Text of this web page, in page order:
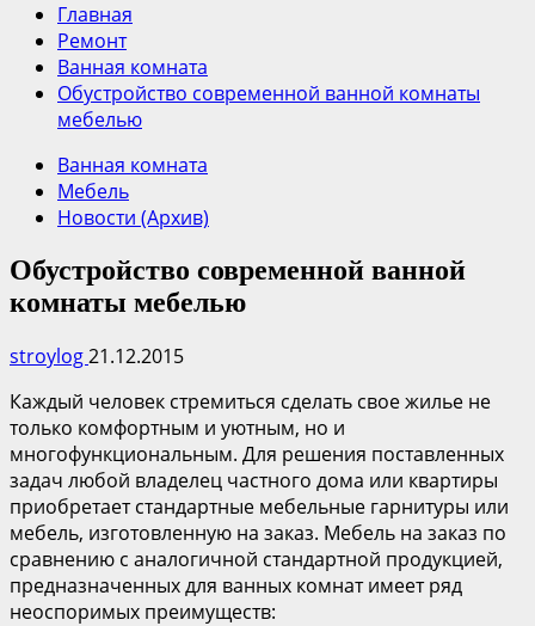
Главная
Ремонт
Ванная комната
Обустройство современной ванной комнаты
мебелью
Ванная комната
Мебель
Новости (Архив)
Обустройство современной ванной
комнаты мебелью
stroylog21.12.2015
Каждый человек стремиться сделать свое жилье не
только комфортным и уютным, но и
многофункциональным. Для решения поставленных
задач любой владелец частного дома или квартиры
приобретает стандартные мебельные гарнитуры или
мебель, изготовленную на заказ. Мебель на заказ по
сравнению с аналогичной стандартной продукцией,
предназначенных для ванных комнат имеет ряд
неоспоримых преимуществ: